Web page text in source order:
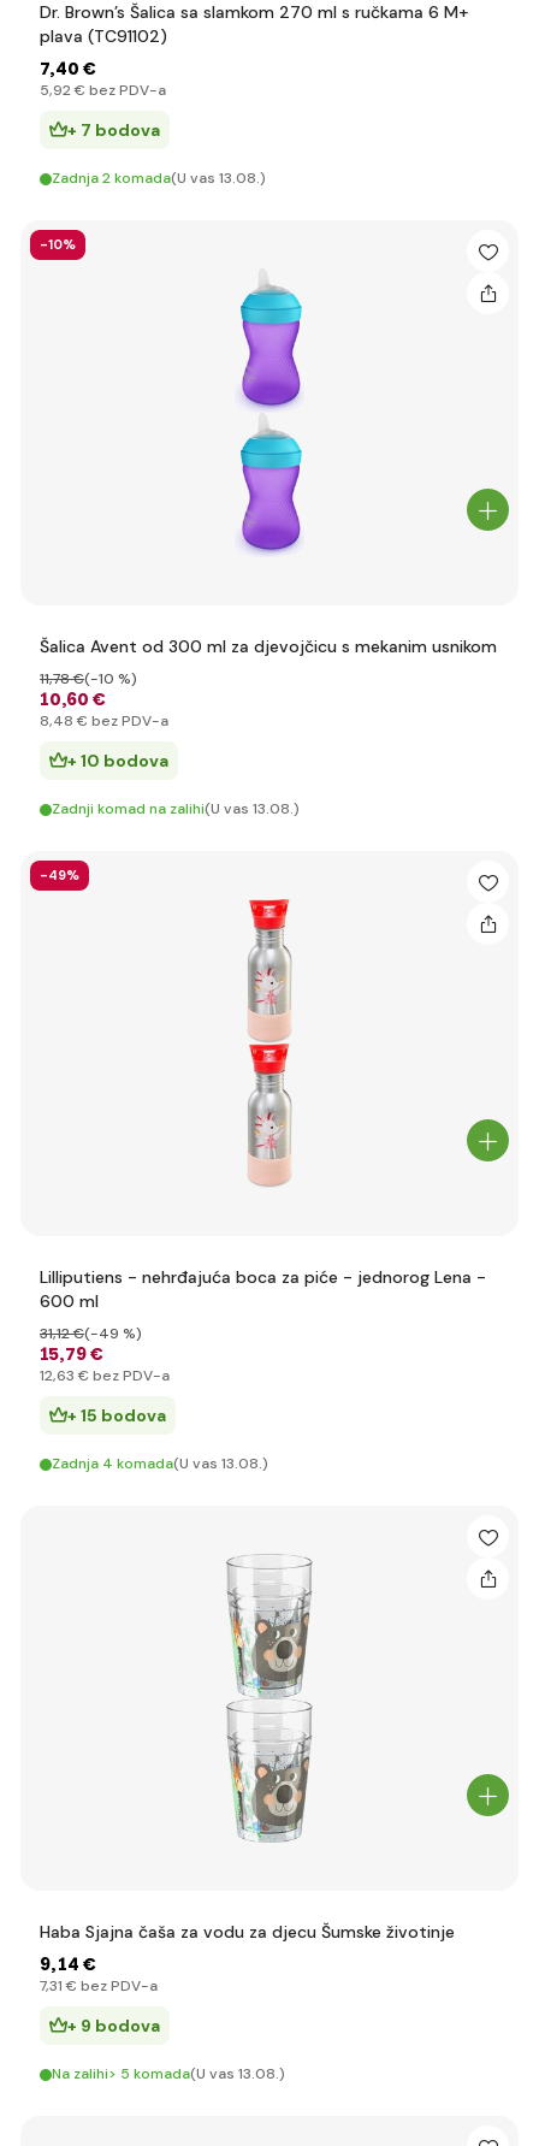
Dr. Brown’s Šalica sa slamkom 270 ml s ručkama 6 M+
plava (TC91102)
7,40 €
5,92 € bez PDV-a
+ 7 bodova
Zadnja 2 komada(U vas 13.08.)
-10%
Šalica Avent od 300 ml za djevojčicu s mekanim usnikom
10,60 €
11,78 €(-10 %)
8,48 € bez PDV-a
+ 10 bodova
Zadnji komad na zalihi(U vas 13.08.)
-49%
Lilliputiens - nehrđajuća boca za piće - jednorog Lena -
600 ml
15,79 €
31,12 €(-49 %)
12,63 € bez PDV-a
+ 15 bodova
Zadnja 4 komada(U vas 13.08.)
Haba Sjajna čaša za vodu za djecu Šumske životinje
9,14 €
7,31 € bez PDV-a
+ 9 bodova
Na zalihi> 5 komada(U vas 13.08.)